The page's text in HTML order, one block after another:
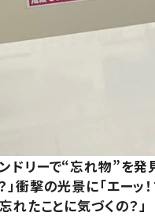
ドリーで“忘れ物”を発
衝撃の光景に「エーッ！
忘れたことに気づくの？」